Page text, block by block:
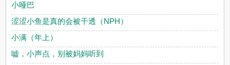
小哑巴
涩涩小鱼是真的会被干透（NPH）
小满（年上）
嘘，小声点，别被妈妈听到